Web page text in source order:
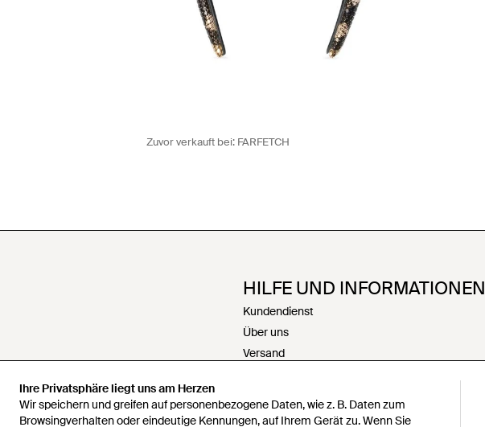
Ihre Privatsphäre liegt uns am Herzen
Wir speichern und greifen auf personenbezogene Daten, wie z. B. Daten zum
Browsingverhalten oder eindeutige Kennungen, auf Ihrem Gerät zu. Wenn Sie
Zuvor verkauft bei: FARFETCH
HILFE UND INFORMATIONEN
Kundendienst
Über uns
Versand
Rückerstattungen